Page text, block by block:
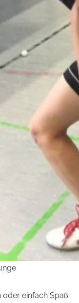
oder einfach Spaß